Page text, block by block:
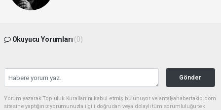
Okuyucu Yorumları (0)
Gönder
Yorum yazarak Topluluk Kuralları’nı kabul etmiş bulunuyor ve antalyahabertakip.com
sitesine yaptığınız yorumunuzla ilgili doğrudan veya dolaylı tüm sorumluluğu tek